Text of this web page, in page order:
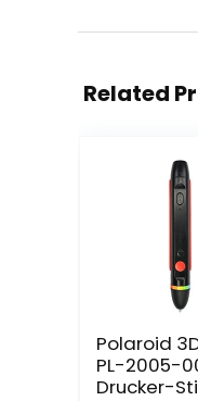
Related
Polaroid
PL-2005-
Drucker-